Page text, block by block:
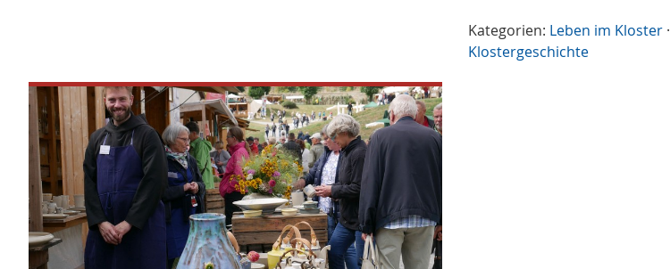
Kategorien: Leben im Kloster·
Klostergeschichte